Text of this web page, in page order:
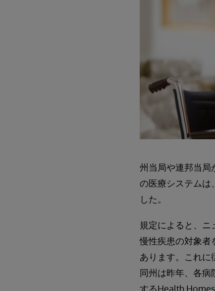
州当局や連邦当局
の医療システムは
した。
規定によると、ニ
慢性疾患の対象者
あります。これに
同州は昨年、各病
するHealth